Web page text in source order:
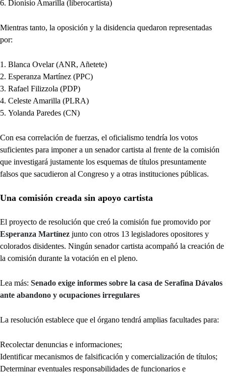
Dionisio Amarilla (liberocartista)
Mientras tanto, la oposición y la disidencia quedaron representadas
por:
Blanca Ovelar (ANR, Añetete)
Esperanza Martínez (PPC)
Rafael Filizzola (PDP)
Celeste Amarilla (PLRA)
Yolanda Paredes (CN)
Con esa correlación de fuerzas, el oficialismo tendría los votos
suficientes para imponer a un senador cartista al frente de la comisión
que investigará justamente los esquemas de títulos presuntamente
falsos que sacudieron al Congreso y a otras instituciones públicas.
Una comisión creada sin apoyo cartista
El proyecto de resolución que creó la comisión fue promovido por
Esperanza Martínez junto con otros 13 legisladores opositores y
colorados disidentes. Ningún senador cartista acompañó la creación de
la comisión durante la votación en el pleno.
Lea más: Senado exige informes sobre la casa de Serafina Dávalos
ante abandono y ocupaciones irregulares
La resolución establece que el órgano tendrá amplias facultades para:
Recolectar denuncias e informaciones;
Identificar mecanismos de falsificación y comercialización de títulos;
Determinar eventuales responsabilidades de funcionarios e